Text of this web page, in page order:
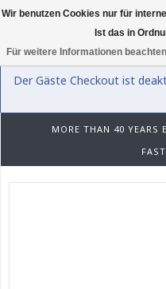
Der Gäste Checkout ist
MORE THAN 40 YEARS
Wir benutzen Cookies nur für
Ist das in
Für weitere Informationen